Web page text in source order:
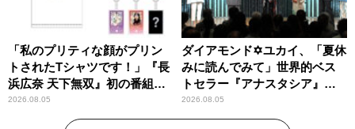
「私のプリティな顔がプリン
トされたTシャツです！」『長
浜広奈 天下無双』初の番組グ
ッズ発売
2026.08.05
ダイアモンド✡ユカイ、「夏休
みに読んでみて」世界的ベス
トセラー『アナスタシア』を
紹介
2026.08.05